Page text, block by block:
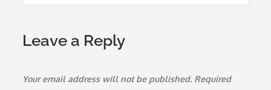
Leave a Reply
Your email address will not be published. Required